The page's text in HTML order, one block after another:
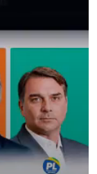
nos principais